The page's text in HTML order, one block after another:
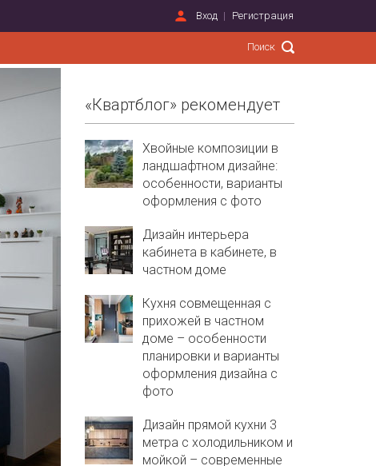
Вход Регистрация
«Квартблог» рекомендует
Хвойные композиции в
ландшафтном дизайне:
особенности, варианты
оформления с фото
Дизайн интерьера
кабинета в кабинете, в
частном доме
Кухня совмещенная с
прихожей в частном
доме – особенности
планировки и варианты
оформления дизайна с
фото
Дизайн прямой кухни 3
метра с холодильником и
мойкой – современные